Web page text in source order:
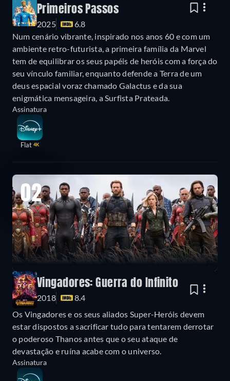
Primeiros Passos
2025
6.8
Num cenário vibrante, inspirado nos anos 60 e com um
ambiente retro-futurista, a primeira família da Marvel
tem de equilibrar os seus papéis de heróis com a força do
seu vínculo familiar, enquanto defende a Terra de um
deus espacial voraz chamado Galactus e da sua
enigmática mensageira, a Surfista Prateada.
Assinatura
Flat 4K
02
Vingadores: Guerra do Infinito
2018
8.4
Os Vingadores e os seus aliados Super-Heróis devem
estar dispostos a sacrificar tudo para tentarem derrotar
o poderoso Thanos antes que o seu ataque de
devastação e ruína acabe com o universo.
Assinatura